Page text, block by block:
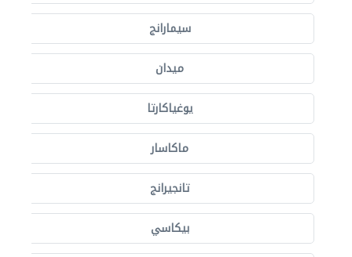
سيمارانج
ميدان
يوغياكارتا
ماكاسار
تانجيرانج
بيكاسي